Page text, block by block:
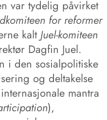
var tydelig påvirket
for reformer
kalt Juel-komiteen
Dagfin Juel.
i den sosialpolitiske
og deltakelse
mantra
),